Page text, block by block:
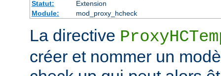
Statut:
Extension
Module:
mod_proxy_hcheck
La directive
créer et nommer un